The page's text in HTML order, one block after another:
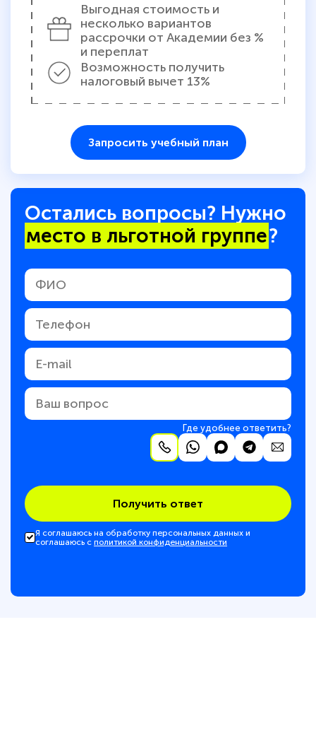
Выгодная стоимость и
несколько вариантов
рассрочки от Академии без %
и переплат
Возможность получить
налоговый вычет 13%
Запросить учебный план
Остались вопросы? Нужно
место в льготной группе?
Где удобнее ответить?
Получить ответ
Я соглашаюсь на обработку персональных данных и
соглашаюсь с политикой конфиденциальности